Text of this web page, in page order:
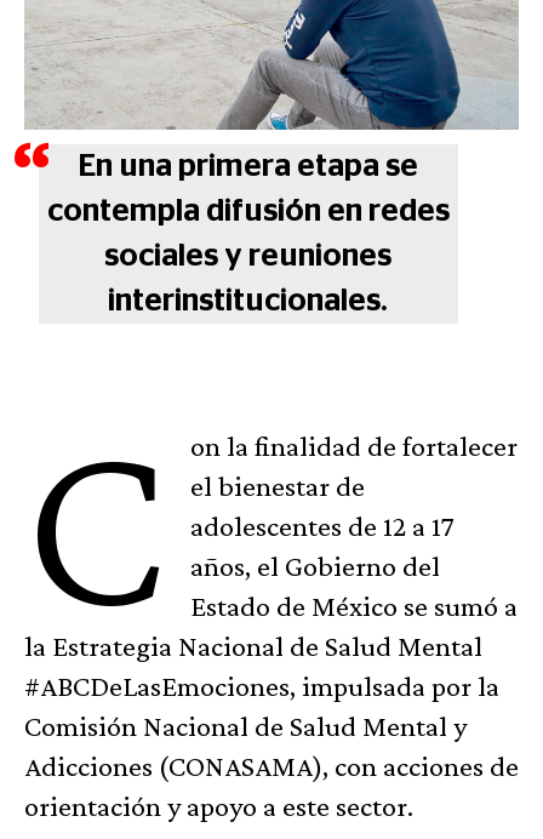
En una primera etapa se
contempla difusión en redes
sociales y reuniones
interinstitucionales.
C
on la finalidad de fortalecer
el bienestar de
adolescentes de 12 a 17
años, el Gobierno del
Estado de México se sumó a
la Estrategia Nacional de Salud Mental
#ABCDeLasEmociones, impulsada por la
Comisión Nacional de Salud Mental y
Adicciones (CONASAMA), con acciones de
orientación y apoyo a este sector.